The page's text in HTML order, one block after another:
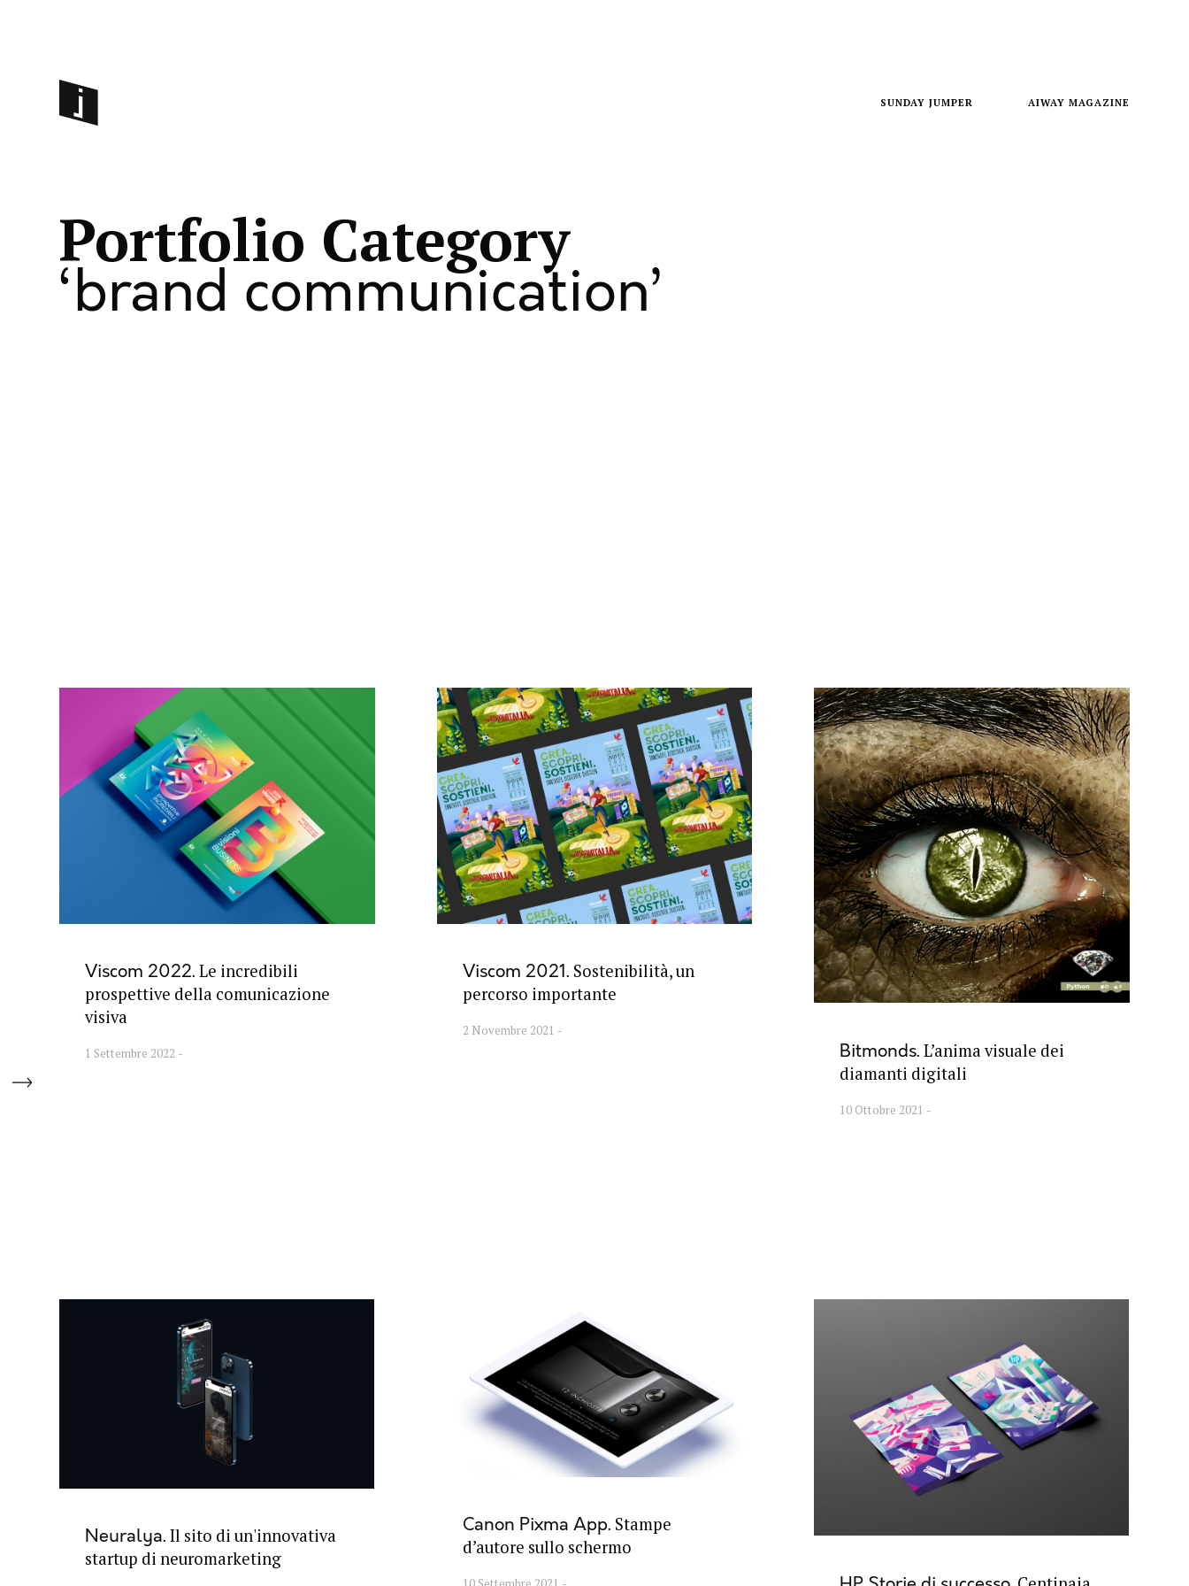
SUNDAY JUMPER AIWAY MAGAZINE
Portfolio Category
brand communication
Viscom 2022 Le incredibili
prospettive della comunicazione
visiva
1 Settembre 2022
Viscom 2021 Sostenibilità, un
percorso importante
2 Novembre 2021
Bitmonds L’anima visuale dei
diamanti digitali
10 Ottobre 2021
Neuralya Il sito di un'innovativa
startup di neuromarketing
Canon Pixma App Stampe
d’autore sullo schermo